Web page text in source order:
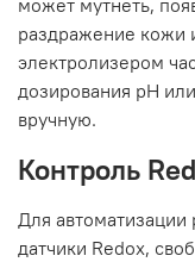
может мутнеть,
раздражение кожи
электролизером
дозирования pH
вручную.
Контроль
Для автоматизации
датчики Redox,